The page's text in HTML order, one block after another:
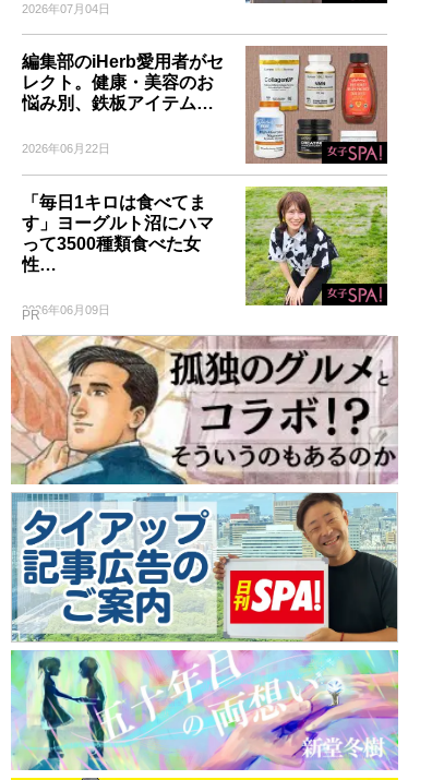
2026年07月04日
編集部のiHerb愛用者がセ
レクト。健康・美容のお
悩み別、鉄板アイテム…
2026年06月22日
「毎日1キロは食べてま
す」ヨーグルト沼にハマ
って3500種類食べた女
性…
2026年06月09日
PR